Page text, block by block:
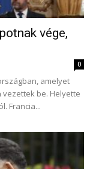
vége,
0
amelyet
be. Helyette
Francia...